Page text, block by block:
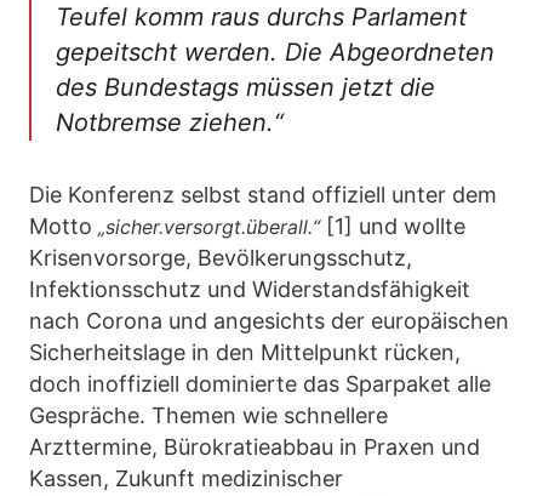
Teufel komm raus durchs Parlament
gepeitscht werden. Die Abgeordneten
des Bundestags müssen jetzt die
Notbremse ziehen.“
Die Konferenz selbst stand offiziell unter dem
Motto „sicher.versorgt.überall.“ [1] und wollte
Krisenvorsorge, Bevölkerungsschutz,
Infektionsschutz und Widerstandsfähigkeit
nach Corona und angesichts der europäischen
Sicherheitslage in den Mittelpunkt rücken,
doch inoffiziell dominierte das Sparpaket alle
Gespräche. Themen wie schnellere
Arzttermine, Bürokratieabbau in Praxen und
Kassen, Zukunft medizinischer